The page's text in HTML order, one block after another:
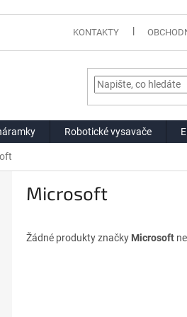
KONTAKTY
Robotické vysavače
Microsoft
Žádné produkty značky Microsoft